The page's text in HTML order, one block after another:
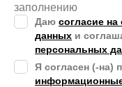
заполнению
Даю согласие
данных и
персональных
Я согласен (-на)